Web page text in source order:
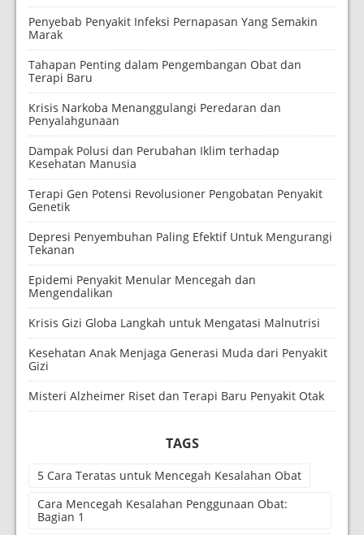
Penyebab Penyakit Infeksi Pernapasan Yang Semakin
Marak
Tahapan Penting dalam Pengembangan Obat dan
Terapi Baru
Krisis Narkoba Menanggulangi Peredaran dan
Penyalahgunaan
Dampak Polusi dan Perubahan Iklim terhadap
Kesehatan Manusia
Terapi Gen Potensi Revolusioner Pengobatan Penyakit
Genetik
Depresi Penyembuhan Paling Efektif Untuk Mengurangi
Tekanan
Epidemi Penyakit Menular Mencegah dan
Mengendalikan
Krisis Gizi Globa Langkah untuk Mengatasi Malnutrisi
Kesehatan Anak Menjaga Generasi Muda dari Penyakit
Gizi
Misteri Alzheimer Riset dan Terapi Baru Penyakit Otak
TAGS
5 Cara Teratas untuk Mencegah Kesalahan Obat
Cara Mencegah Kesalahan Penggunaan Obat:
Bagian 1